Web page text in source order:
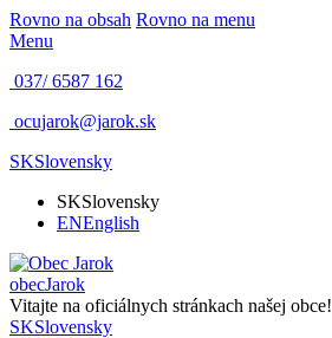
Rovno na obsah Rovno na menu
Menu
037/ 6587 162
ocujarok@jarok.sk
SKSlovensky
SKSlovensky
ENEnglish
obecJarok
Vitajte na oficiálnych stránkach našej obce!
SKSlovensky